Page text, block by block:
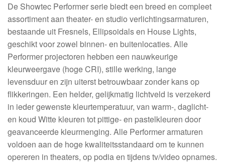
De Showtec Performer serie biedt een breed en compleet
assortiment aan theater- en studio verlichtingsarmaturen,
bestaande uit Fresnels, Ellipsoidals en House Lights,
geschikt voor zowel binnen- en buitenlocaties. Alle
Performer projectoren hebben een nauwkeurige
kleurweergave (hoge CRI), stille werking, lange
levensduur en zijn uiterst betrouwbaar zonder kans op
flikkeringen. Een helder, gelijkmatig lichtveld is verzekerd
in ieder gewenste kleurtemperatuur, van warm-, daglicht-
en koud Witte kleuren tot pittige- en pastelkleuren door
geavanceerde kleurmenging. Alle Performer armaturen
voldoen aan de hoge kwaliteitsstandaard om te kunnen
opereren in theaters, op podia en tijdens tv/video opnames.